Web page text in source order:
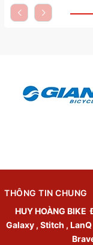
THÔNG TIN CHUNG
HUY HOÀNG BIKE
Galaxy , Stitch ,